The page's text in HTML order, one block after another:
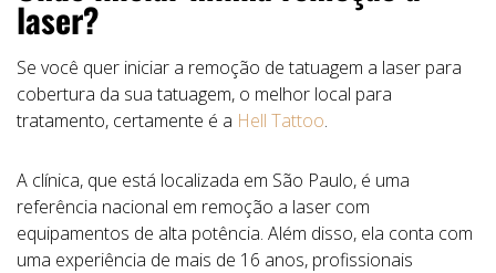
laser?
Se você quer iniciar a remoção de tatuagem a laser para
cobertura da sua tatuagem, o melhor local para
tratamento, certamente é a Hell Tattoo.
A clínica, que está localizada em São Paulo, é uma
referência nacional em remoção a laser com
equipamentos de alta potência. Além disso, ela conta com
uma experiência de mais de 16 anos, profissionais